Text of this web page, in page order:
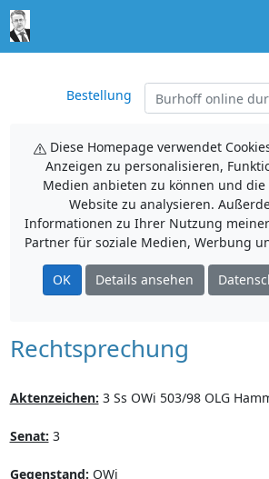
Bestellung
Diese Homepage verwendet
Anzeigen zu personalisieren,
Medien anbieten zu können und
Website zu analysieren.
Informationen zu Ihrer Nutzung
Partner für soziale Medien, Werbung
OK Details ansehen
Rechtsprechung
Aktenzeichen: 3 Ss OWi 503/98 OLG
Senat: 3
Gegenstand: OWi